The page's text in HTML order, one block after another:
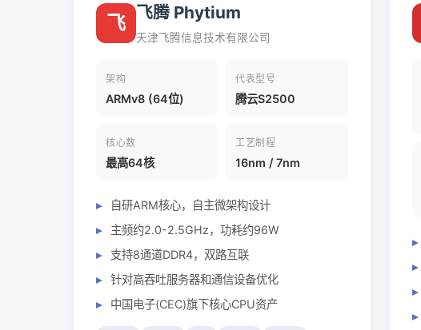
飞 飞腾 Phytium
天津飞腾信息技术有限公司
架构
ARMv8 (64位)
代表型号
腾云S2500
核心数
最高64核
工艺制程
16nm / 7nm
自研ARM核心，自主微架构设计
主频约2.0-2.5GHz，功耗约96W
支持8通道DDR4，双路互联
针对高吞吐服务器和通信设备优化
中国电子(CEC)旗下核心CPU资产